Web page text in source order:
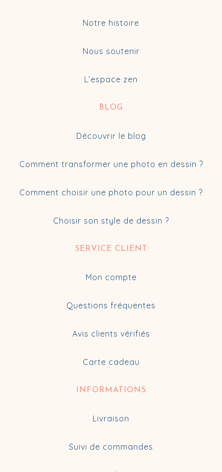
Notre histoire
Nous soutenir
L’espace zen
BLOG
Découvrir le blog
Comment transformer une photo en dessin ?
Comment choisir une photo pour un dessin ?
Choisir son style de dessin ?
SERVICE CLIENT
Mon compte
Questions fréquentes
Avis clients vérifiés
Carte cadeau
INFORMATIONS
Livraison
Suivi de commandes